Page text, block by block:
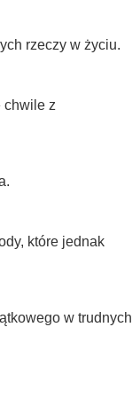
rzeczy w życiu.
chwile z
które jednak
w trudnych